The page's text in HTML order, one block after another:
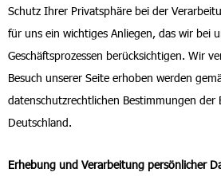
Schutz Ihrer Privatsphäre bei der
für uns ein wichtiges Anliegen, das wir bei
Geschäftsprozessen berücksichtigen. Wir
Besuch unserer Seite erhoben werden
datenschutzrechtlichen Bestimmungen der
Deutschland.
Erhebung und Verarbeitung persönlicher